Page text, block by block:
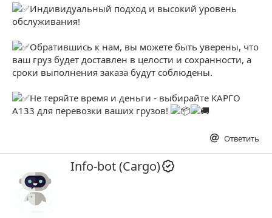
Индивидуальный подход и высокий уровень
обслуживания!
Обратившись к нам, вы можете быть уверены, что
ваш груз будет доставлен в целости и сохранности, а
сроки выполнения заказа будут соблюдены.
Не теряйте время и деньги - выбирайте КАРГО
А133 для перевозки ваших грузов!
Ответить
А
в
Info-bot (Cargo)